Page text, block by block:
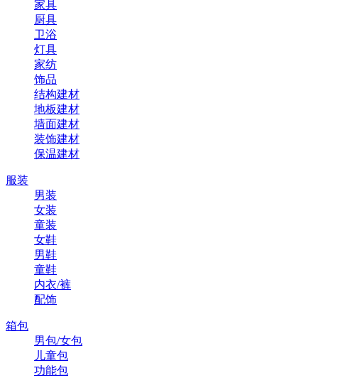
家具
厨具
卫浴
灯具
家纺
饰品
结构建材
地板建材
墙面建材
装饰建材
保温建材
服装
男装
女装
童装
女鞋
男鞋
童鞋
内衣/裤
配饰
箱包
男包/女包
儿童包
功能包